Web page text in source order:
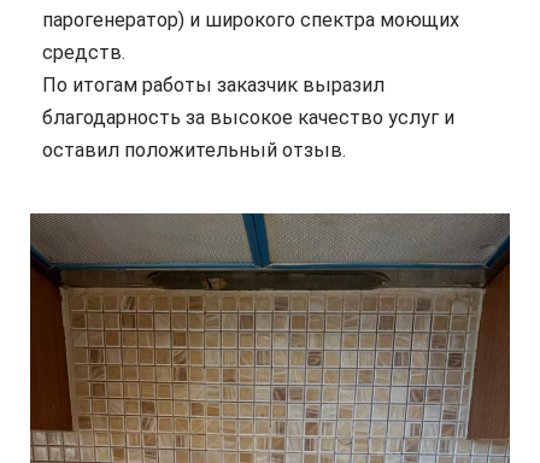
парогенератор) и широкого спектра моющих
средств.
По итогам работы заказчик выразил
благодарность за высокое качество услуг и
оставил положительный отзыв.